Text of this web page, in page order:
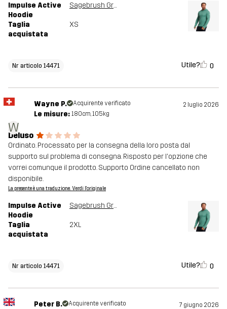
Impulse Active
Hoodie
Sagebrush Green Melange
Taglia
acquistata
XS
Nr articolo 14471 Utile? 0
W
Wayne P. Acquirente verificato 2 luglio 2026
Le misure: 180cm, 105kg
Deluso
Ordinato. Processato per la consegna della loro posta dal
supporto sul problema di consegna. Risposto per l'opzione che
vorrei comunque il prodotto. Supporto Ordine cancellato non
disponibile.
La presente è una traduzione. Verdi l'originale
Impulse Active
Hoodie
Sagebrush Green Melange
Taglia
acquistata
2XL
Nr articolo 14471 Utile? 0
Peter B. Acquirente verificato 7 giugno 2026